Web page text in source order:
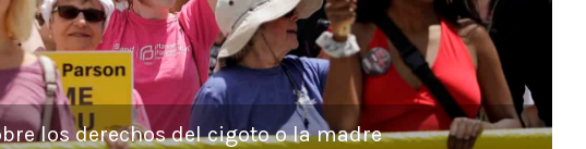
los derechos del cigoto o la madre